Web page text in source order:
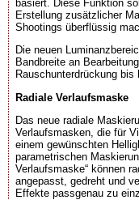
basiert. Diese Funktion
Erstellung zusätzlicher
Shootings überflüssig
Die neuen
Bandbreite an
Rauschunterdrückung
Radiale Verlaufsmaske
Das neue radiale
Verlaufsmasken, die für
einem gewünschten
parametrischen
Verlaufsmaske“ können
angepasst, gedreht und
Effekte passgenau zu